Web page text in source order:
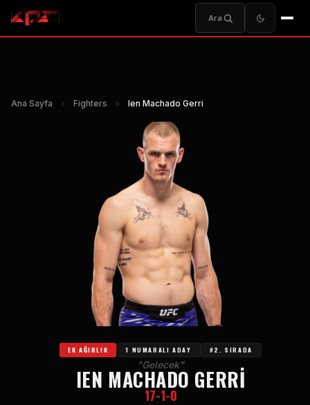
Ara
Ana Sayfa > Fighters > Ien Machado Gerri
EK AĞIRLIK 1 NUMARALI ADAY #2. SIRADA
"Gelecek"
IEN MACHADO GERRI
17-1-0